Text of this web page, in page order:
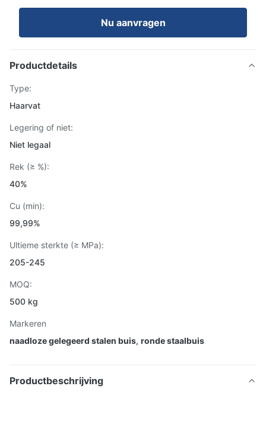
Nu aanvragen
Productdetails
Type:
Haarvat
Legering of niet:
Niet legaal
Rek (≥ %):
40%
Cu (min):
99,99%
Ultieme sterkte (≥ MPa):
205-245
MOQ:
500 kg
Markeren
naadloze gelegeerd stalen buis, ronde staalbuis
Productbeschrijving